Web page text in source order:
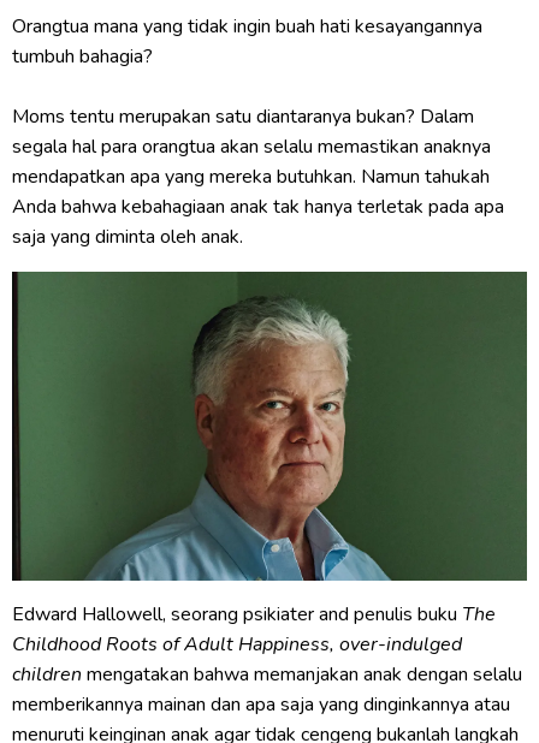
Orangtua mana yang tidak ingin buah hati kesayangannya
tumbuh bahagia?
Moms tentu merupakan satu diantaranya bukan? Dalam
segala hal para orangtua akan selalu memastikan anaknya
mendapatkan apa yang mereka butuhkan. Namun tahukah
Anda bahwa kebahagiaan anak tak hanya terletak pada apa
saja yang diminta oleh anak.
Edward Hallowell, seorang psikiater and penulis buku The
Childhood Roots of Adult Happiness, over-indulged
children mengatakan bahwa memanjakan anak dengan selalu
memberikannya mainan dan apa saja yang dinginkannya atau
menuruti keinginan anak agar tidak cengeng bukanlah langkah